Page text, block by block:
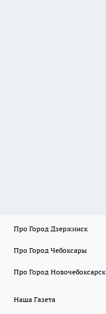
Про Город Дзержинск
Про Город Чебоксары
Про Город Новочебоксарск
Наша Газета